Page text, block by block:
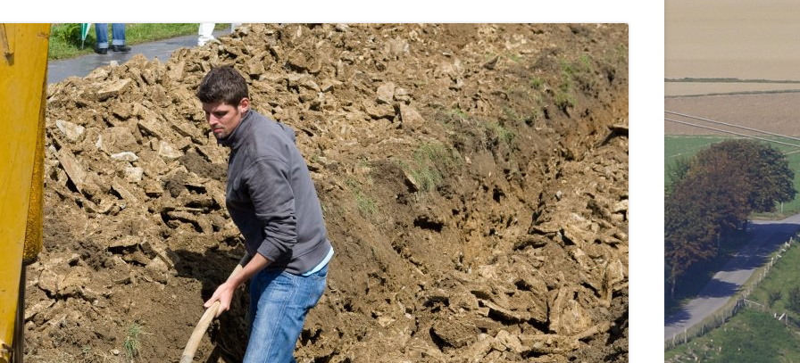
LANDJUGEND
MUSIKVEREIN
PFARRGEMEINDE
RESERVISTEN
SCHÜTZENVEREIN
SPORTVEREIN
TRECKERFREUNDE